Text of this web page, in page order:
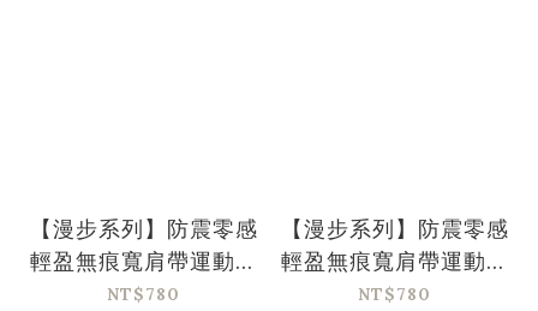
【漫步系列】防震零感
輕盈無痕寬肩帶運動內
衣-灰湖藍(30/65-
NT$780
【漫步系列】防震零感
輕盈無痕寬肩帶運動內
衣-蜜桃粉(30/65-
NT$780